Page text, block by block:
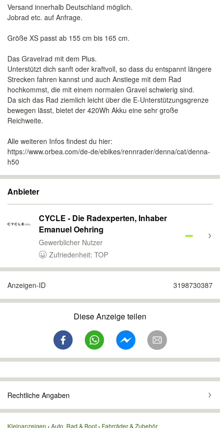
Versand innerhalb Deutschland möglich.
Jobrad etc. auf Anfrage.
Größe XS passt ab 155 cm bis 165 cm.
Das Gravelrad mit dem Plus.
Unterstützt dich sanft oder kraftvoll, so dass du entspannt längere
Strecken fahren kannst und auch Anstiege mit dem Rad
hochkommst, die mit einem normalen Gravel schwierig sind.
Da sich das Rad ziemlich leicht über die E-Unterstützungsgrenze
bewegen lässt, bietet der 420Wh Akku eine sehr große
Reichweite.
Alle weiteren Infos findest du hier:
https://www.orbea.com/de-de/ebikes/rennrader/denna/cat/denna-
h50
Anbieter
CYCLE - Die Radexperten, Inhaber
Emanuel Oehring
Gewerblicher Nutzer
Zufriedenheit: TOP
Anzeigen-ID 3198730387
Diese Anzeige teilen
Rechtliche Angaben
Kleinanzeigen Auto, Rad & Boot Fahrräder & Zubehör